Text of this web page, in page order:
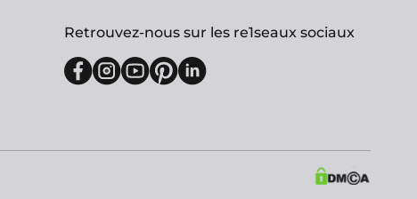
Retrouvez-nous sur les re1seaux sociaux